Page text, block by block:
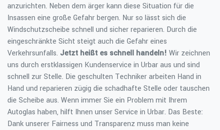
anzurichten. Neben dem ärger kann diese Situation für die
Insassen eine große Gefahr bergen. Nur so lässt sich die
Windschutzscheibe schnell und sicher reparieren. Durch die
eingeschränkte Sicht steigt auch die Gefahr eines
Verkehrsunfalls. Jetzt heißt es schnell handeln! Wir zeichnen
uns durch erstklassigen Kundenservice in Urbar aus und sind
schnell zur Stelle. Die geschulten Techniker arbeiten Hand in
Hand und reparieren zügig die schadhafte Stelle oder tauschen
die Scheibe aus. Wenn immer Sie ein Problem mit Ihrem
Autoglas haben, hilft Ihnen unser Service in Urbar. Das Beste:
Dank unserer Fairness und Transparenz muss man keine